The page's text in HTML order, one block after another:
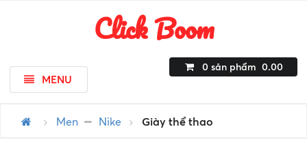
Click Boom
MENU
0 sản phẩm 0.00
Men Nike Giày thể thao